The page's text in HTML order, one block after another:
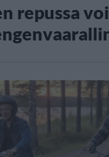
repussa